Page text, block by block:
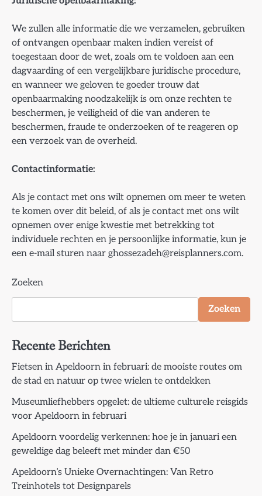
We zullen alle informatie die we verzamelen, gebruiken
of ontvangen openbaar maken indien vereist of
toegestaan ​​door de wet, zoals om te voldoen aan een
dagvaarding of een vergelijkbare juridische procedure,
en wanneer we geloven te goeder trouw dat
openbaarmaking noodzakelijk is om onze rechten te
beschermen, je veiligheid of die van anderen te
beschermen, fraude te onderzoeken of te reageren op
een verzoek van de overheid.
Contactinformatie:
Als je contact met ons wilt opnemen om meer te weten
te komen over dit beleid, of als je contact met ons wilt
opnemen over enige kwestie met betrekking tot
individuele rechten en je persoonlijke informatie, kun je
een e-mail sturen naar ghossezadeh@reisplanners.com.
Zoeken
Zoeken
Recente Berichten
Fietsen in Apeldoorn in februari: de mooiste routes om
de stad en natuur op twee wielen te ontdekken
Museumliefhebbers opgelet: de ultieme culturele reisgids
voor Apeldoorn in februari
Apeldoorn voordelig verkennen: hoe je in januari een
geweldige dag beleeft met minder dan €50
Apeldoorn’s Unieke Overnachtingen: Van Retro
Treinhotels tot Designparels